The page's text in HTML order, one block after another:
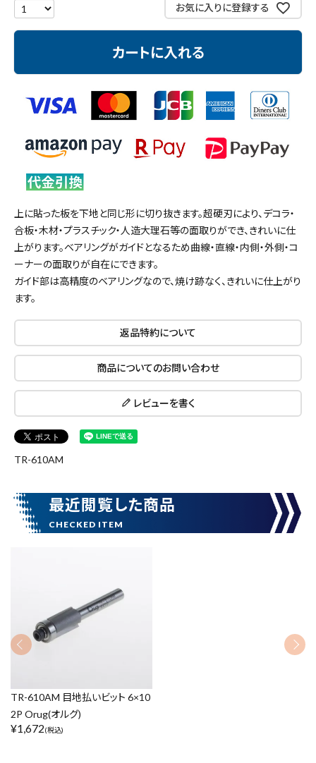
収納・腰袋・ワーク用品
close
search
価格から探す
お気に入りに登録する
カートに入れる
上に貼った板を下地と同じ形に切り抜きます。超硬刃により、デコラ・
合板・木材・プラスチック・人造大理石等の面取りができ、きれいに仕
上がります。ベアリングがガイドとなるため曲線・直線・内側・外側・コ
ーナーの面取りが自在にできます。
ガイド部は高精度のベアリングなので、焼け跡なく、きれいに仕上がり
ます。
返品特約について
商品についてのお問い合わせ
レビューを書く
TR-610AM
最近閲覧した商品
TR-610AM 目地払いビット 6×10
2P Orug(オルグ)
¥1,672(税込)